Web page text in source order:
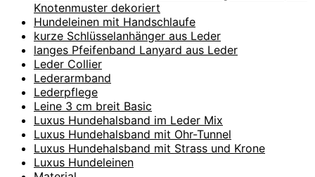
Knotenmuster dekoriert
Hundeleinen mit Handschlaufe
kurze Schlüsselanhänger aus Leder
langes Pfeifenband Lanyard aus Leder
Leder Collier
Lederarmband
Lederpflege
Leine 3 cm breit Basic
Luxus Hundehalsband im Leder Mix
Luxus Hundehalsband mit Ohr-Tunnel
Luxus Hundehalsband mit Strass und Krone
Luxus Hundeleinen